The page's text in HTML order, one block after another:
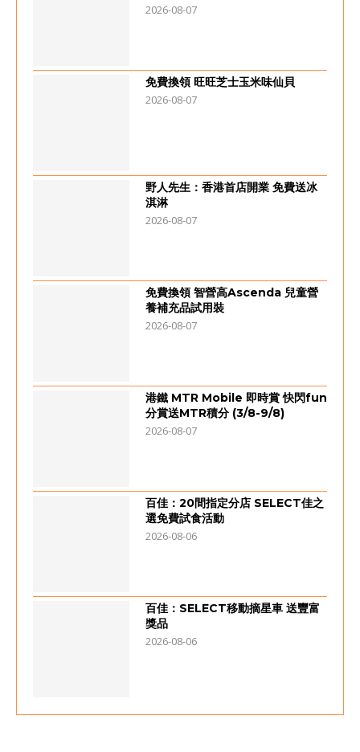
2026-08-07
免費換領 旺旺芝士玉米味仙貝
2026-08-07
野人先生：香港首店開業 免費送冰
淇淋
2026-08-07
免費換領 智營高Ascenda 兒童營
養補充品試用裝
2026-08-07
港鐵 MTR Mobile 即時賞 快閃fun
分賞送MTR積分 (3/8-9/8)
2026-08-07
百佳：20間指定分店 SELECT佳之
選免費試食活動
2026-08-06
百佳：SELECT移動摘星車 送豐富
獎品
2026-08-06